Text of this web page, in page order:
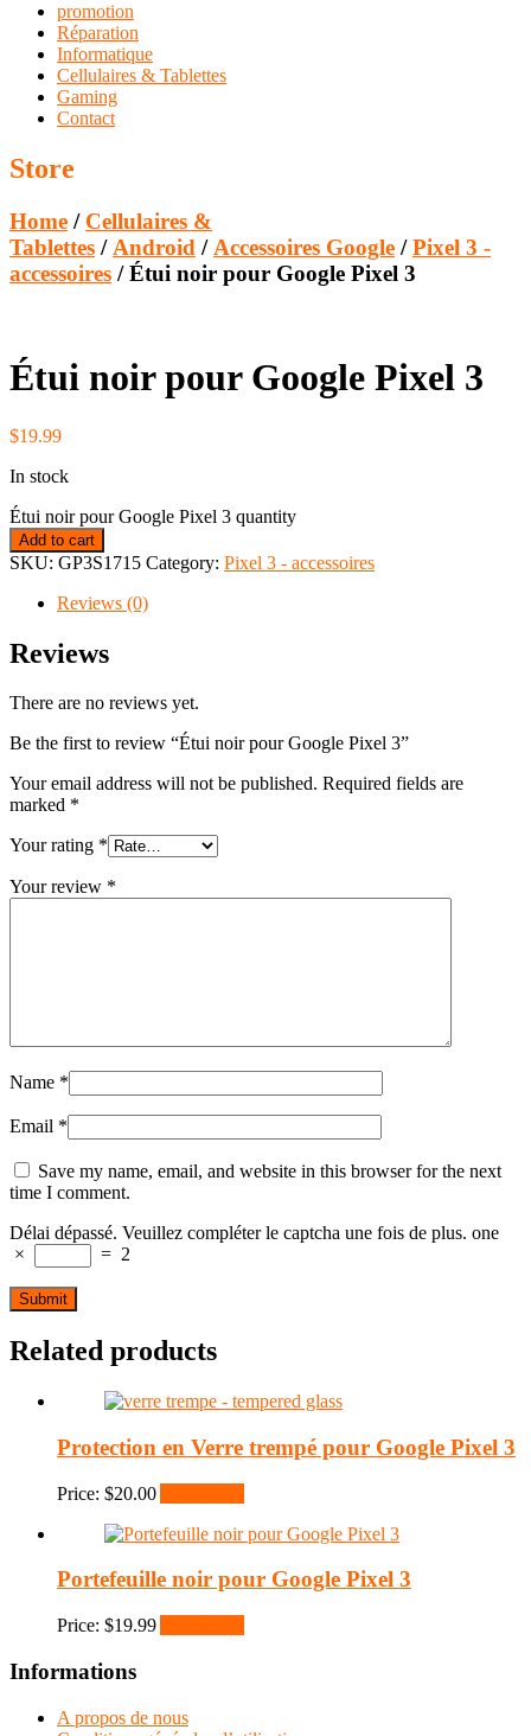
promotion
Réparation
Informatique
Cellulaires & Tablettes
Gaming
Contact
Store
Home / Cellulaires &
Tablettes / Android / Accessoires Google /Pixel 3 -
accessoires / Étui noir pour Google Pixel 3
Étui noir pour Google Pixel 3
$19.99
In stock
Étui noir pour Google Pixel 3 quantity
Add to cart
SKU: GP3S1715 Category: Pixel 3 - accessoires
Reviews (0)
Reviews
There are no reviews yet.
Be the first to review “Étui noir pour Google Pixel 3”
Your email address will not be published. Required fields are
marked *
Your rating *
Your review *
Name *
Email *
Save my name, email, and website in this browser for the next
time I comment.
Délai dépassé. Veuillez compléter le captcha une fois de plus. one
×
= 2
Related products
Protection en Verre trempé pour Google Pixel 3
Price: $20.00
Portefeuille noir pour Google Pixel 3
Price: $19.99
Informations
A propos de nous